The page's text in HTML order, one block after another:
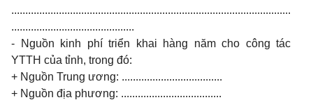
....................................................................................................
............................................
- Nguồn kinh phí triển khai hàng năm cho công tác
YTTH của tỉnh, trong đó:
+ Nguồn Trung ương: ....................................
+ Nguồn địa phương: ....................................